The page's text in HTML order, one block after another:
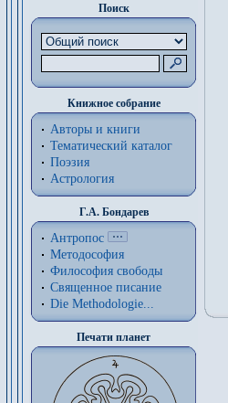
Поиск
Книжное собрание
Авторы и книги
Тематический каталог
Поэзия
Астрология
Г.А. Бондарев
Антропос
Методософия
Философия cвободы
Священное писание
Die Methodologie...
Печати планет